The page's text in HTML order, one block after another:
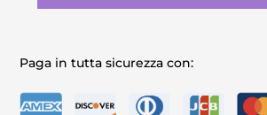
Paga in tutta sicurezza con: